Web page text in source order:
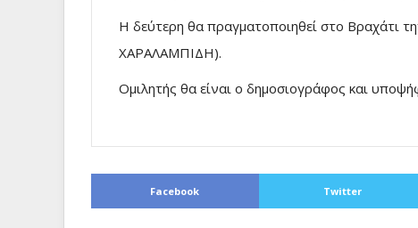
Η δεύτερη θα πραγματοποιηθεί στο Βραχάτι
ΧΑΡΑΛΑΜΠΙΔΗ).
Ομιλητής θα είναι ο δημοσιογράφος και
Facebook Twitter